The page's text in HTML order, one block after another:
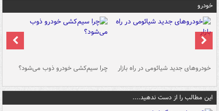
خودرو
خودروهای جدید شیائومی در راه بازار چرا سیم‌کشی خودرو ذوب می‌شود؟
این مطالب را از دست ندهید....